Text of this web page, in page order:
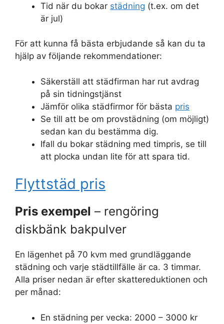
Tid när du bokar städning (t.ex. om det
är jul)
För att kunna få bästa erbjudande så kan du ta
hjälp av följande rekommendationer:
Säkerställ att städfirman har rut avdrag
på sin tidningstjänst
Jämför olika städfirmor för bästa pris
Se till att be om provstädning (om möjligt)
sedan kan du bestämma dig.
Ifall du bokar städning med timpris, se till
att plocka undan lite för att spara tid.
Flyttstäd pris
Pris exempel – rengöring
diskbänk bakpulver
En lägenhet på 70 kvm med grundläggande
städning och varje städtillfälle är ca. 3 timmar.
Alla priser nedan är efter skattereduktionen och
per månad:
En städning per vecka: 2000 – 3000 kr